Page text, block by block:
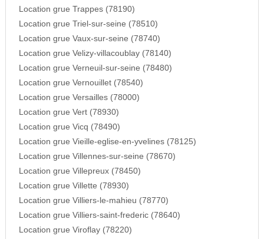
Location grue Trappes (78190)
Location grue Triel-sur-seine (78510)
Location grue Vaux-sur-seine (78740)
Location grue Velizy-villacoublay (78140)
Location grue Verneuil-sur-seine (78480)
Location grue Vernouillet (78540)
Location grue Versailles (78000)
Location grue Vert (78930)
Location grue Vicq (78490)
Location grue Vieille-eglise-en-yvelines (78125)
Location grue Villennes-sur-seine (78670)
Location grue Villepreux (78450)
Location grue Villette (78930)
Location grue Villiers-le-mahieu (78770)
Location grue Villiers-saint-frederic (78640)
Location grue Viroflay (78220)